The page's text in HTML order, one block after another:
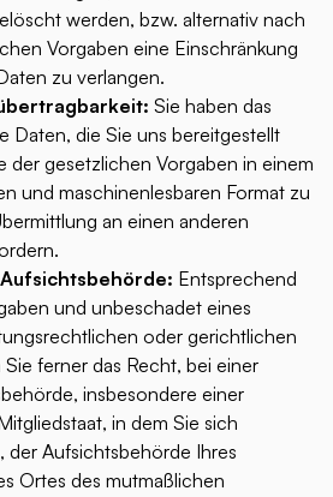
werden, bzw. alternativ nach
Vorgaben eine Einschränkung
zu verlangen.
Sie haben das
Daten, die Sie uns bereitgestellt
der gesetzlichen Vorgaben in einem
und maschinenlesbaren Format zu
an einen anderen
Entsprechend
und unbeschadet eines
oder gerichtlichen
ferner das Recht, bei einer
insbesondere einer
in dem Sie sich
Aufsichtsbehörde Ihres
Ortes des mutmaßlichen